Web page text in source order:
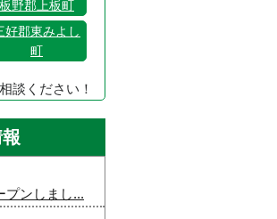
板野郡上板町
好郡東みよし
町
談ください！
プンしまし...